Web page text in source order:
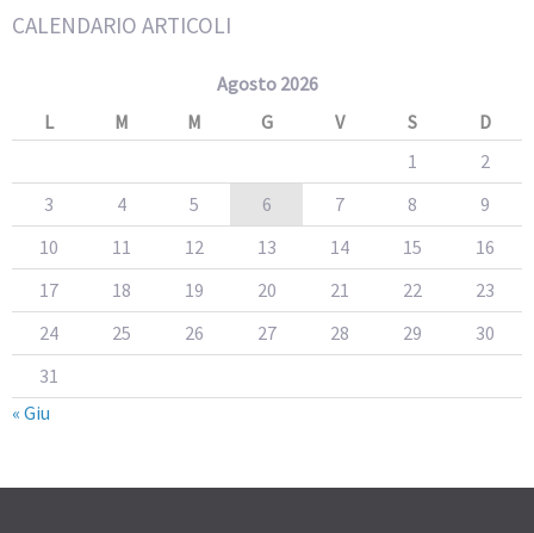
CALENDARIO ARTICOLI
Agosto 2026
L
M M G V S
D
1
2
3
4 5 6 7 8
9
10
11 12 13 14 15
16
17
18 19 20 21 22
23
24
25 26 27 28 29
30
31
« Giu